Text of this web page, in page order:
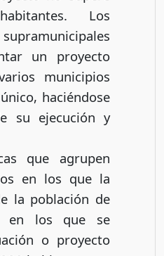
Los
un proyecto
municipios
haciéndose
su ejecución y
que agrupen
en los que la
la población de
en los que se
o proyecto